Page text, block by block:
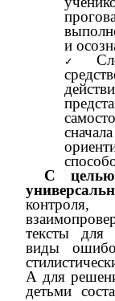
и
С целью
контроля,
тексты для
виды
А для
детьми